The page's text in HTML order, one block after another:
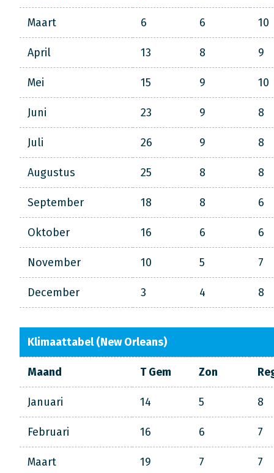
Maart 6 6 10
April 13 8 9
Mei 15 9 10
Juni 23 9 8
Juli 26 9 8
Augustus 25 8 8
September 18 8 6
Oktober 16 6 6
November 10 5 7
December 3 4 8
Klimaattabel (New Orleans)
Maand T Gem Zon
Januari 14 5 8
Februari 16 6 7
Maart 19 7 7